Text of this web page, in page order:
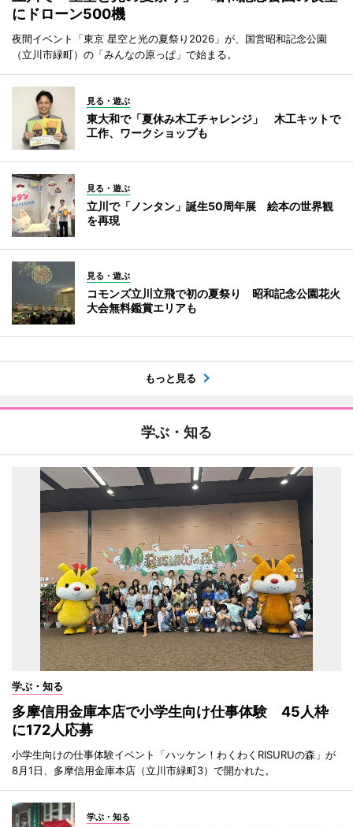
にドローン500機
夜間イベント「東京 星空と光の夏祭り2026」が、国営昭和記念公園
（立川市緑町）の「みんなの原っぱ」で始まる。
見る・遊ぶ
東大和で「夏休み木工チャレンジ」 木工キットで
工作、ワークショップも
見る・遊ぶ
立川で「ノンタン」誕生50周年展 絵本の世界観
を再現
見る・遊ぶ
コモンズ立川立飛で初の夏祭り 昭和記念公園花火
大会無料鑑賞エリアも
もっと見る
学ぶ・知る
学ぶ・知る
多摩信用金庫本店で小学生向け仕事体験 45人枠
に172人応募
小学生向けの仕事体験イベント「ハッケン！わくわくRISURUの森」が
8月1日、多摩信用金庫本店（立川市緑町3）で開かれた。
学ぶ・知る